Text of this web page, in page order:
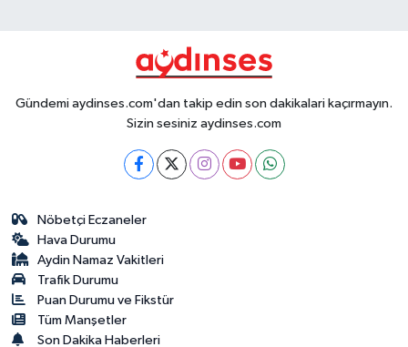
Gündemi aydinses.com'dan takip edin son dakikalari kaçırmayın.
Sizin sesiniz aydinses.com
Nöbetçi Eczaneler
Hava Durumu
Aydin Namaz Vakitleri
Trafik Durumu
Puan Durumu ve Fikstür
Tüm Manşetler
Son Dakika Haberleri